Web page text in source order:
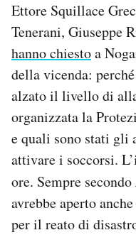
Ettore Squillace
Tenerani, Giuseppe
hanno chiestoa
della vicenda:
alzato il livello di
organizzata la
e quali sono stati gli
attivare i soccorsi.
ore. Sempre secondo
avrebbe aperto
per il reato di